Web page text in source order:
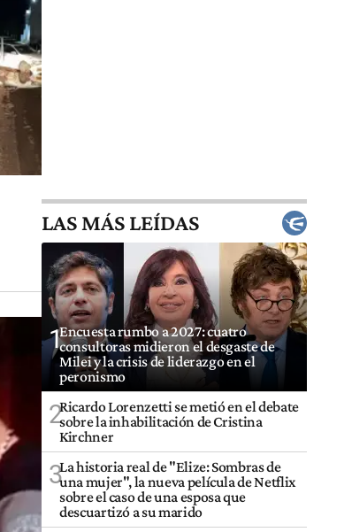
LAS MÁS LEÍDAS
1Encuesta rumbo a 2027: cuatro
consultoras midieron el desgaste de
Milei y la crisis de liderazgo en el
peronismo
2Ricardo Lorenzetti se metió en el debate
sobre la inhabilitación de Cristina
Kirchner
3La historia real de "Elize: Sombras de
una mujer", la nueva película de Netflix
sobre el caso de una esposa que
descuartizó a su marido